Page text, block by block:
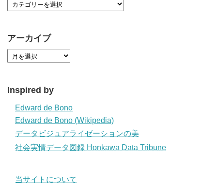
アーカイブ
Inspired by
Edward de Bono
Edward de Bono (Wikipedia)
データビジュアライゼーションの美
社会実情データ図録 Honkawa Data Tribune
当サイトについて